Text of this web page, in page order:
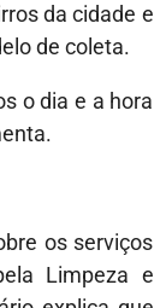
da cidade e
de coleta.
o dia e a hora
os serviços
Limpeza e